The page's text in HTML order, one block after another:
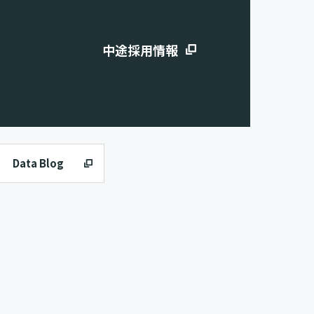
中途採用情報
Data Blog